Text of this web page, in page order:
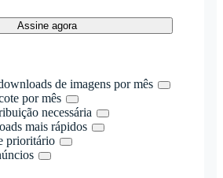
Assine agora
de imagens por mês
por mês
necessária
mais rápidos
prioritário